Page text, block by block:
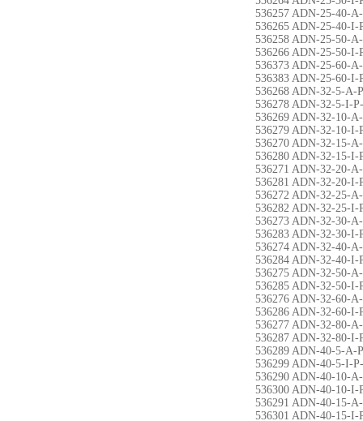
536257 ADN-25-40-
536265 ADN-25-40-I-
536258 ADN-25-50-
536266 ADN-25-50-I-
536373 ADN-25-60-
536383 ADN-25-60-I-
536268 ADN-32-5-A-
536278 ADN-32-5-I-
536269 ADN-32-10-
536279 ADN-32-10-I-
536270 ADN-32-15-
536280 ADN-32-15-I-
536271 ADN-32-20-
536281 ADN-32-20-I-
536272 ADN-32-25-
536282 ADN-32-25-I-
536273 ADN-32-30-
536283 ADN-32-30-I-
536274 ADN-32-40-
536284 ADN-32-40-I-
536275 ADN-32-50-
536285 ADN-32-50-I-
536276 ADN-32-60-
536286 ADN-32-60-I-
536277 ADN-32-80-
536287 ADN-32-80-I-
536289 ADN-40-5-A-
536299 ADN-40-5-I-
536290 ADN-40-10-
536300 ADN-40-10-I-
536291 ADN-40-15-
536301 ADN-40-15-I-